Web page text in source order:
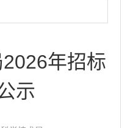
年招标
示